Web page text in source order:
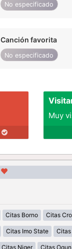
No especificado
Canción favorita
No especificado
Muy
Citas Borno Citas
Citas Imo State Citas
Citas Niger Citas